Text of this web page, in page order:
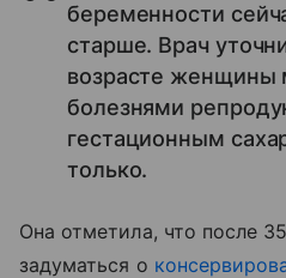
беременности
старше. Врач
возрасте женщины
болезнями
гестационным
только.
Она отметила, что после
задуматься о